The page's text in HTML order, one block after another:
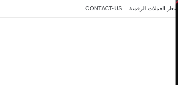
اسعار العملات الرقمية CONTACT-US